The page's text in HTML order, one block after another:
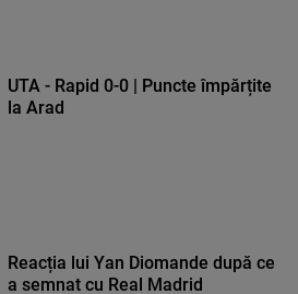
UTA - Rapid 0-0 | Puncte împărțite
la Arad
Reacția lui Yan Diomande după ce
a semnat cu Real Madrid